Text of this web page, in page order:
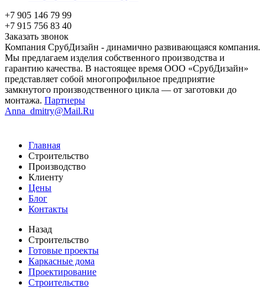
+7 905 146 79 99
+7 915 756 83 40
Заказать звонок
Компания СрубДизайн - динамично развивающаяся компания.
Мы предлагаем изделия собственного производства и
гарантию качества. В настоящее время ООО «СрубДизайн»
представляет собой многопрофильное предприятие
замкнутого производственного цикла — от заготовки до
монтажа. Партнеры
Anna_dmitry@Mail.Ru
Главная
Строительство
Производство
Клиенту
Цены
Блог
Контакты
Назад
Строительство
Готовые проекты
Каркасные дома
Проектирование
Строительство